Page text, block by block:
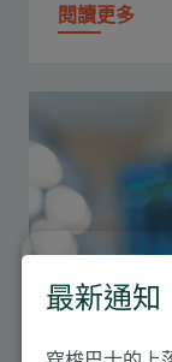
閱讀更多
最新通知